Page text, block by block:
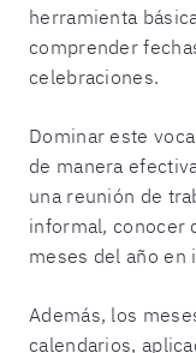
herramienta
comprender
celebraciones.
Dominar este
de manera
una reunión de
informal, conocer
meses del año en
Además, los
calendarios,